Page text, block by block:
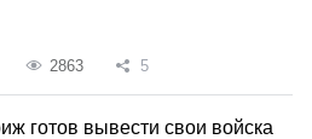
2863 5
готов вывести свои войска